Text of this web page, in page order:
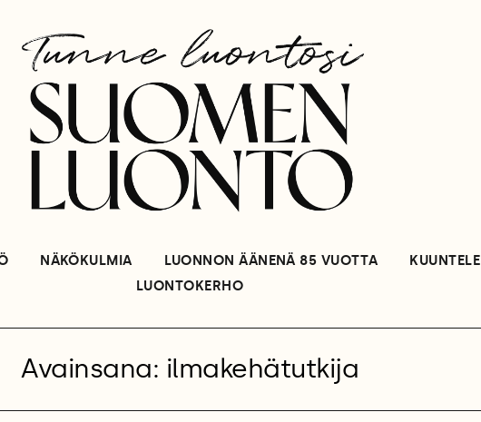
NÄKÖKULMIA LUONNON ÄÄNENÄ 85 VUOTTA KUUNTELE
LUONTOKERHO
Avainsana: ilmakehätutkija